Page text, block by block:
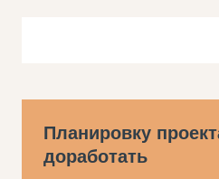
Планировку
доработать